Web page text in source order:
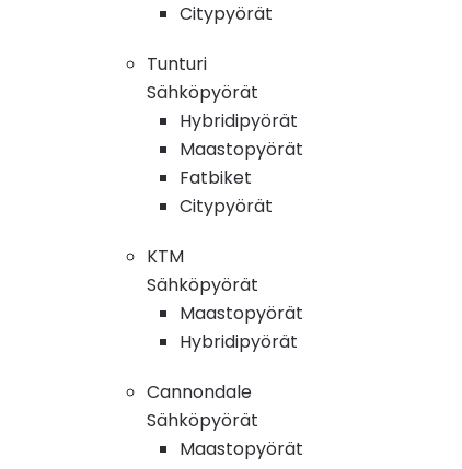
Citypyörät
Tunturi
Sähköpyörät
Hybridipyörät
Maastopyörät
Fatbiket
Citypyörät
KTM
Sähköpyörät
Maastopyörät
Hybridipyörät
Cannondale
Sähköpyörät
Maastopyörät